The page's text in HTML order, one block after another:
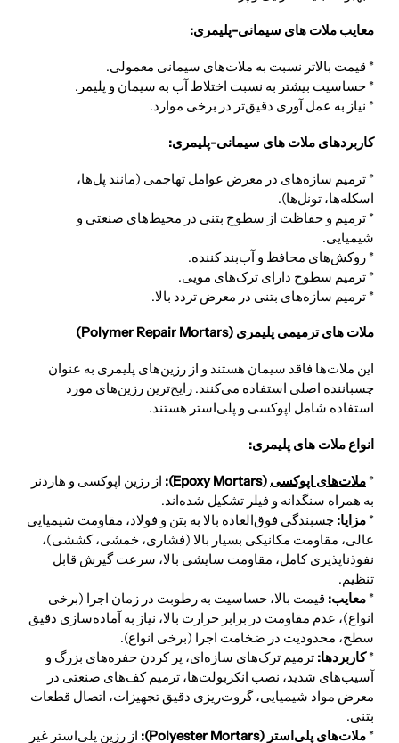
معایب ملات های سیمانی-پلیمری:
* قیمت بالاتر نسبت به ملات‌های سیمانی معمولی.
* حساسیت بیشتر به نسبت اختلاط آب به سیمان و پلیمر.
* نیاز به عمل آوری دقیق‌تر در برخی موارد.
کاربردهای ملات های سیمانی-پلیمری:
* ترمیم سازه‌های در معرض عوامل تهاجمی (مانند پل‌ها،
اسکله‌ها، تونل‌ها).
* ترمیم و حفاظت از سطوح بتنی در محیط‌های صنعتی و
شیمیایی.
* روکش‌های محافظ و آب‌بند کننده.
* ترمیم سطوح دارای ترک‌های مویی.
* ترمیم سازه‌های بتنی در معرض تردد بالا.
ملات های ترمیمی پلیمری (Polymer Repair Mortars)
این ملات‌ها فاقد سیمان هستند و از رزین‌های پلیمری به عنوان
چسباننده اصلی استفاده می‌کنند. رایج‌ترین رزین‌های مورد
استفاده شامل اپوکسی و پلی‌استر هستند.
انواع ملات های پلیمری:
* ملات‌های اپوکسی (Epoxy Mortars):
از رزین اپوکسی و هاردنر
به همراه سنگدانه و فیلر تشکیل شده‌اند.
* مزایا: چسبندگی فوق‌العاده بالا به بتن و فولاد، مقاومت شیمیایی
عالی، مقاومت مکانیکی بسیار بالا (فشاری، خمشی، کششی)،
نفوذناپذیری کامل، مقاومت سایشی بالا، سرعت گیرش قابل
تنظیم.
* معایب: قیمت بالا، حساسیت به رطوبت در زمان اجرا (برخی
انواع)، عدم مقاومت در برابر حرارت بالا، نیاز به آماده‌سازی دقیق
سطح، محدودیت در ضخامت اجرا (برخی انواع).
*کاربردها: ترمیم ترک‌های سازه‌ای، پر کردن حفره‌های بزرگ و
آسیب‌های شدید، نصب انکربولت‌ها، ترمیم کف‌های صنعتی در
معرض مواد شیمیایی، گروت‌ریزی دقیق تجهیزات، اتصال قطعات
بتنی.
* ملات‌های پلی‌استر (Polyester Mortars):
از رزین پلی‌استر غیر